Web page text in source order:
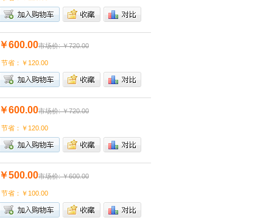
￥600.00市场价: ￥720.00
节省：￥120.00
￥600.00市场价: ￥720.00
节省：￥120.00
￥500.00市场价: ￥600.00
节省：￥100.00